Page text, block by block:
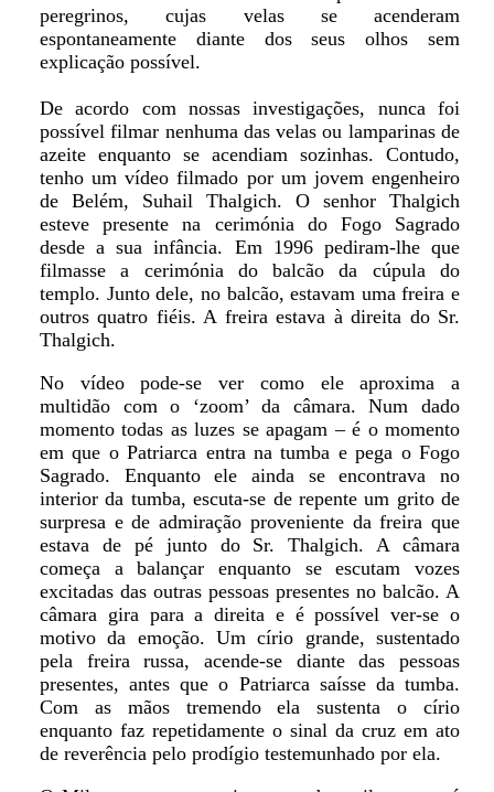
peregrinos, cujas velas se acenderam
espontaneamente diante dos seus olhos sem
explicação possível.
De acordo com nossas investigações, nunca foi
possível filmar nenhuma das velas ou lamparinas de
azeite enquanto se acendiam sozinhas. Contudo,
tenho um vídeo filmado por um jovem engenheiro
de Belém, Suhail Thalgich. O senhor Thalgich
esteve presente na cerimónia do Fogo Sagrado
desde a sua infância. Em 1996 pediram-lhe que
filmasse a cerimónia do balcão da cúpula do
templo. Junto dele, no balcão, estavam uma freira e
outros quatro fiéis. A freira estava à direita do Sr.
Thalgich.
No vídeo pode-se ver como ele aproxima a
multidão com o ‘zoom’ da câmara. Num dado
momento todas as luzes se apagam – é o momento
em que o Patriarca entra na tumba e pega o Fogo
Sagrado. Enquanto ele ainda se encontrava no
interior da tumba, escuta-se de repente um grito de
surpresa e de admiração proveniente da freira que
estava de pé junto do Sr. Thalgich. A câmara
começa a balançar enquanto se escutam vozes
excitadas das outras pessoas presentes no balcão. A
câmara gira para a direita e é possível ver-se o
motivo da emoção. Um círio grande, sustentado
pela freira russa, acende-se diante das pessoas
presentes, antes que o Patriarca saísse da tumba.
Com as mãos tremendo ela sustenta o círio
enquanto faz repetidamente o sinal da cruz em ato
de reverência pelo prodígio testemunhado por ela.